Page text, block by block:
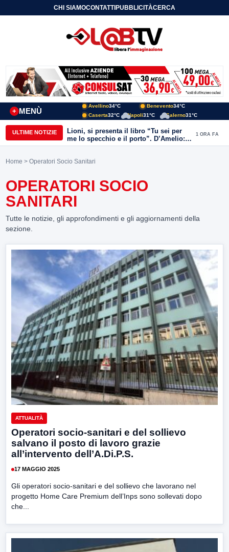
CHI SIAMOCONTATTIPUBBLICITÀCERCA
MENÙ
+
Avellino34°C Benevento34°C
Caserta32°C Napoli31°C Salerno31°C
ULTIME NOTIZIE
Lioni, si presenta il libro “Tu sei per
me lo specchio e il porto”. D’Amelio:
“Gettiamo un seme d’impegno futuro
1 ORA FA
Home > Operatori Socio Sanitari
OPERATORI SOCIO
SANITARI
Tutte le notizie, gli approfondimenti e gli aggiornamenti della
sezione.
ATTUALITÀ
Operatori socio-sanitari e del sollievo
salvano il posto di lavoro grazie
all’intervento dell’A.Di.P.S.
17 MAGGIO 2025
Gli operatori socio-sanitari e del sollievo che lavorano nel
progetto Home Care Premium dell’Inps sono sollevati dopo
che...